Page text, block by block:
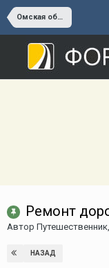
Омская область
Ремонт
Автор Путешественник,
НАЗАД